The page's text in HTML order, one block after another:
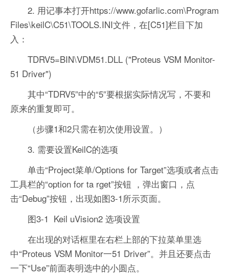
2. 用记事本打开https://www.gofarlic.com\Program
Files\keilC\C51\TOOLS.INI文件，在[C51]栏目下加
入：
TDRV5=BIN\VDM51.DLL ("Proteus VSM Monitor-
51 Driver")
其中“TDRV5”中的“5”要根据实际情况写，不要和
原来的重复即可。
（步骤1和2只需在初次使用设置。）
3. 需要设置KeilC的选项
单击“Project菜单/Options for Target”选项或者点击
工具栏的“option for ta rget”按钮 ，弹出窗口，点
击“Debug”按钮，出现如图3-1所示页面。
图3-1 Keil uVision2 选项设置
在出现的对话框里在右栏上部的下拉菜单里选
中“Proteus VSM Monitor一51 Driver”。并且还要点击
一下“Use”前面表明选中的小圆点。